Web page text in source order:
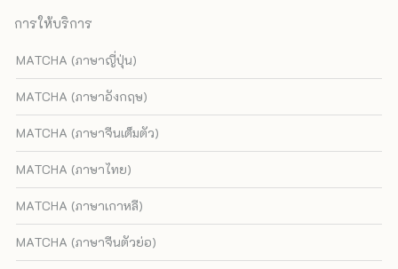
การให้บริการ
MATCHA (ภาษาญี่ปุ่น)
MATCHA (ภาษาอังกฤษ)
MATCHA (ภาษาจีนเต็มตัว)
MATCHA (ภาษาไทย)
MATCHA (ภาษาเกาหลี)
MATCHA (ภาษาจีนตัวย่อ)